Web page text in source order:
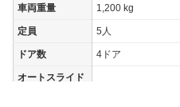
車両重量 1,200 kg
定員 5人
ドア数 4ドア
オートスライド